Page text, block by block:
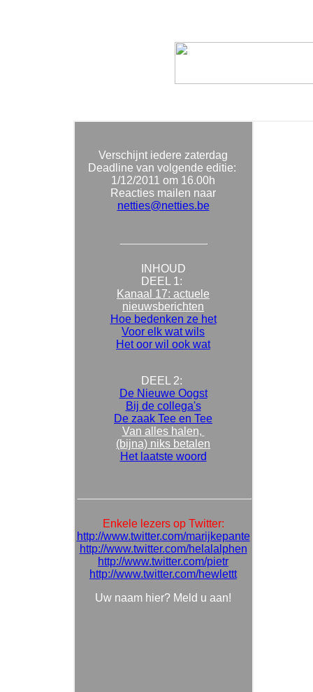
Verschijnt iedere zaterdag
Deadline van volgende editie:
1/12/2011 om 16.00h
Reacties mailen naar
netties@netties.be
INHOUD
DEEL 1:
Kanaal 17: actuele
nieuwsberichten
Hoe bedenken ze het
Voor elk wat wils
Het oor wil ook wat
DEEL 2:
De Nieuwe Oogst
Bij de collega's
De zaak Tee en Tee
Van alles halen,
(bijna) niks betalen
Het laatste woord
Enkele lezers op Twitter:
http://www.twitter.com/marijkepante
http://www.twitter.com/helalalphen
http://www.twitter.com/pietr
http://www.twitter.com/hewlettt
Uw naam hier? Meld u aan!